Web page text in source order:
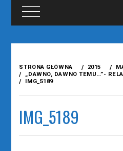
treści
STRONA GŁÓWNA 2015
„DAWNO, DAWNO TEMU…”-
IMG_5189
IMG_5189